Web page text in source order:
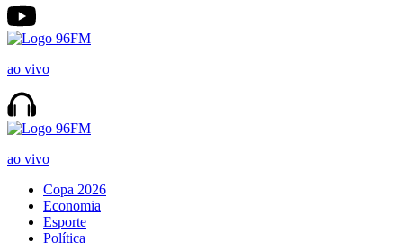
ao vivo
ao vivo
Copa 2026
Economia
Esporte
Política